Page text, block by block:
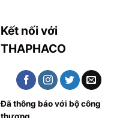
Kết nối với
THAPHACO
Đã thông báo với bộ công